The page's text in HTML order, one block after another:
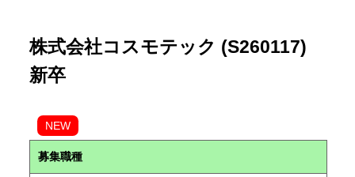
株式会社コスモテック (S260117)
新卒
NEW
募集職種